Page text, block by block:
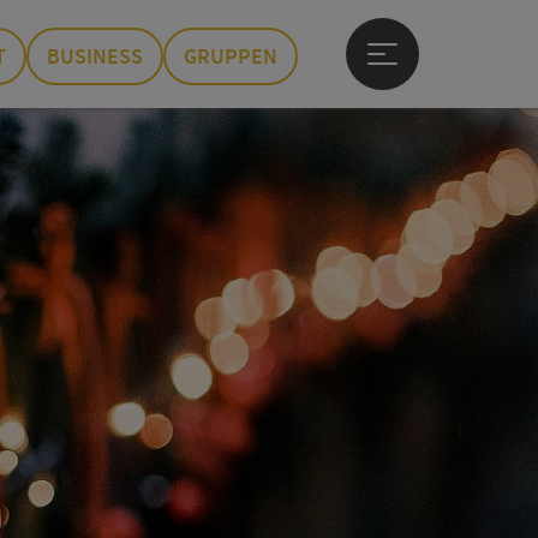
BUSINESS GRUPPEN
Hauptmenü öffnen